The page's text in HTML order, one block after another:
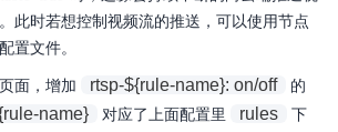
此时若想控制视频流的推送，可以使用节点
置文件。
面，增加 rtsp-${rule-name}: on/off
的
name} 对应了上面配置里 rules 下